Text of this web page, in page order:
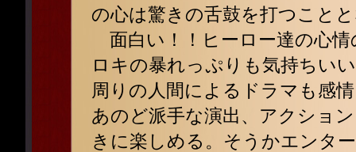
の心は驚きの舌鼓を打つこと
面白い！！ヒーロー達の心
ロキの暴れっぷりも気持ちい
周りの人間によるドラマも感
あのど派手な演出、アクショ
きに楽しめる。そうかエンタ